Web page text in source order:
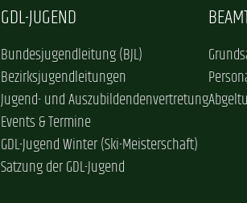
GDL-JUGEND
Bundesjugendleitung (BJL)
Bezirksjugendleitungen
Jugend- und Auszubildendenvertretung
Events & Termine
GDL-Jugend Winter (Ski-Meisterschaft)
Satzung der GDL-Jugend